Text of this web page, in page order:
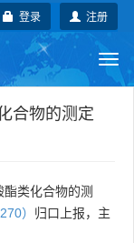
注册
登录
地方标准
合物的测定
类化合物的测
） 归口上报，主